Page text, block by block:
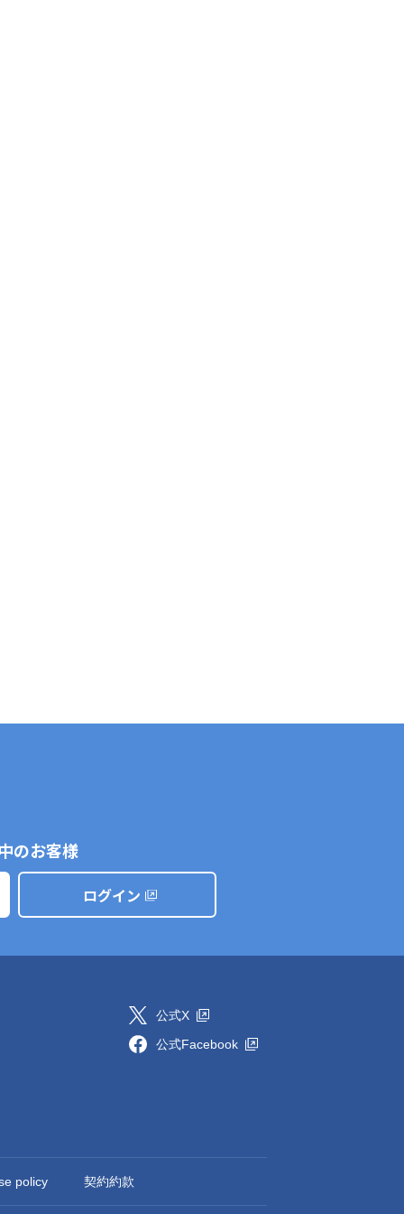
のお客様
ログイン
公式X
公式Facebook
policy 契約約款